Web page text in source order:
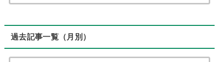
過去記事一覧（月別）